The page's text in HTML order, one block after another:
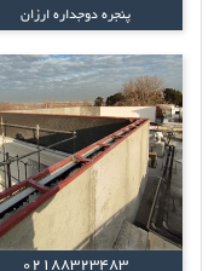
پنجره دوجداره ارزان
02188323483